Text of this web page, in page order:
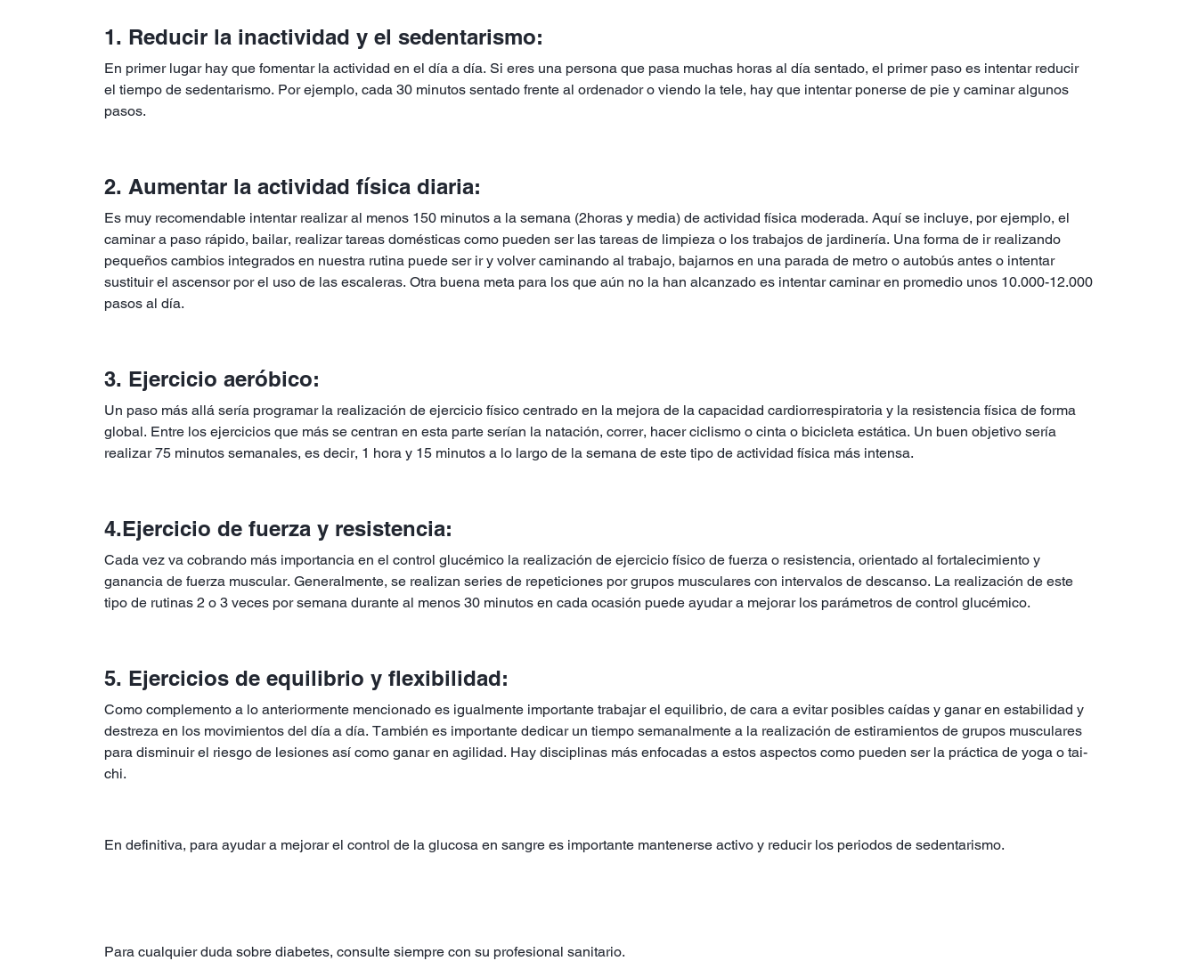
1. Reducir la inactividad y el sedentarismo:
En primer lugar hay que fomentar la actividad en el día a día. Si eres una persona que pasa muchas horas al día sentado, el primer paso es intentar reducir
el tiempo de sedentarismo. Por ejemplo, cada 30 minutos sentado frente al ordenador o viendo la tele, hay que intentar ponerse de pie y caminar algunos
pasos.
2. Aumentar la actividad física diaria:
Es muy recomendable intentar realizar al menos 150 minutos a la semana (2horas y media) de actividad física moderada. Aquí se incluye, por ejemplo, el
caminar a paso rápido, bailar, realizar tareas domésticas como pueden ser las tareas de limpieza o los trabajos de jardinería. Una forma de ir realizando
pequeños cambios integrados en nuestra rutina puede ser ir y volver caminando al trabajo, bajarnos en una parada de metro o autobús antes o intentar
sustituir el ascensor por el uso de las escaleras. Otra buena meta para los que aún no la han alcanzado es intentar caminar en promedio unos 10.000-12.000
pasos al día.
3. Ejercicio aeróbico:
Un paso más allá sería programar la realización de ejercicio físico centrado en la mejora de la capacidad cardiorrespiratoria y la resistencia física de forma
global. Entre los ejercicios que más se centran en esta parte serían la natación, correr, hacer ciclismo o cinta o bicicleta estática. Un buen objetivo sería
realizar 75 minutos semanales, es decir, 1 hora y 15 minutos a lo largo de la semana de este tipo de actividad física más intensa.
4.Ejercicio de fuerza y resistencia:
Cada vez va cobrando más importancia en el control glucémico la realización de ejercicio físico de fuerza o resistencia, orientado al fortalecimiento y
ganancia de fuerza muscular. Generalmente, se realizan series de repeticiones por grupos musculares con intervalos de descanso. La realización de este
tipo de rutinas 2 o 3 veces por semana durante al menos 30 minutos en cada ocasión puede ayudar a mejorar los parámetros de control glucémico.
5. Ejercicios de equilibrio y flexibilidad:
Como complemento a lo anteriormente mencionado es igualmente importante trabajar el equilibrio, de cara a evitar posibles caídas y ganar en estabilidad y
destreza en los movimientos del día a día. También es importante dedicar un tiempo semanalmente a la realización de estiramientos de grupos musculares
para disminuir el riesgo de lesiones así como ganar en agilidad. Hay disciplinas más enfocadas a estos aspectos como pueden ser la práctica de yoga o tai-
chi.
En definitiva, para ayudar a mejorar el control de la glucosa en sangre es importante mantenerse activo y reducir los periodos de sedentarismo.
Para cualquier duda sobre diabetes, consulte siempre con su profesional sanitario.